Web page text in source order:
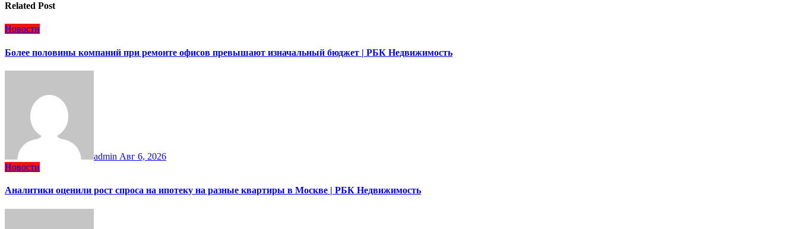
Related Post
Новости
Более половины компаний при ремонте офисов превышают изначальный бюджет | РБК Недвижимость
admin Авг 6, 2026
Новости
Аналитики оценили рост спроса на ипотеку на разные квартиры в Москве | РБК Недвижимость